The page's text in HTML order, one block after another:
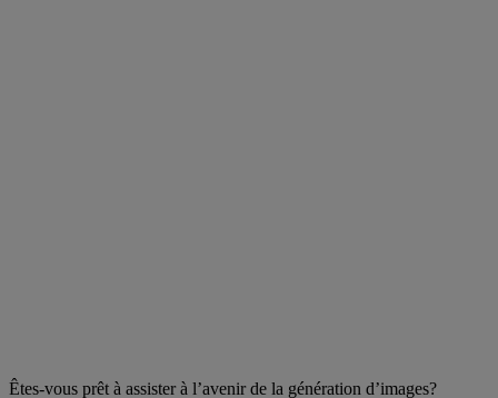
Êtes-vous prêt à assister à l’avenir de la génération d’images?